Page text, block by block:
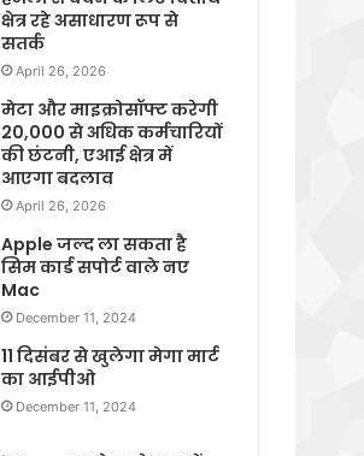
क्षेत्र रहे असाधारण रूप से
सतर्क
April 26, 2026
मेटा और माइक्रोसॉफ्ट करेगी
20,000 से अधिक कर्मचारियों
की छंटनी, एआई क्षेत्र में
आएगा बदलाव
April 26, 2026
Apple जल्द ला सकता है
सिम कार्ड सपोर्ट वाले नए
Mac
December 11, 2024
11 दिसंबर से खुलेगा मेगा मार्ट
का आईपीओ
December 11, 2024